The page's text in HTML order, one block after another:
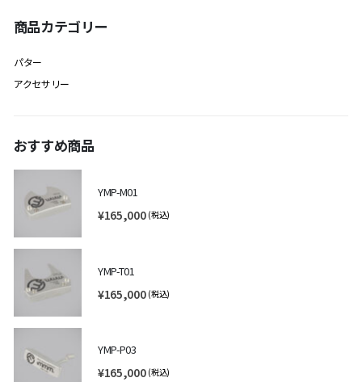
商品カテゴリー
パター
アクセサリー
おすすめ商品
YMP-M01
¥165,000 (税込)
YMP-T01
¥165,000 (税込)
YMP-P03
¥165,000 (税込)